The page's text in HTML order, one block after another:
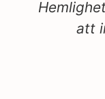
att